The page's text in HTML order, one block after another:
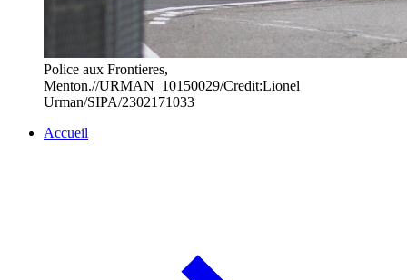
Police aux Frontieres,
Menton.//URMAN_10150029/Credit:Lionel
Urman/SIPA/2302171033
Accueil